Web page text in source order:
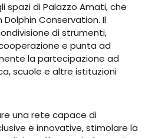
spazi di Palazzo Amati, che
Conservation. Il
di strumenti,
e punta ad
la partecipazione ad
scuole e altre istituzioni
una rete capace di
e innovative, stimolare la